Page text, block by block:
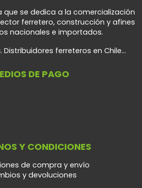
que se dedica a la comercialización
ferretero, construcción y afines
nacionales e importados.
Distribuidores ferreteros en Chile...
DE PAGO
Y CONDICIONES
de compra y envío
y devoluciones